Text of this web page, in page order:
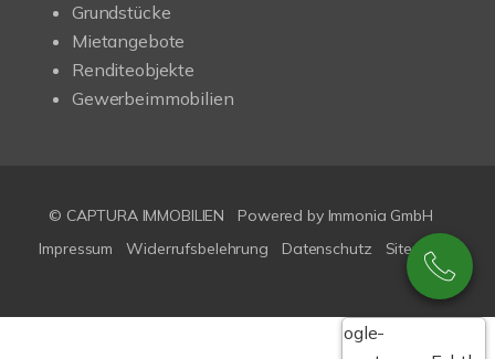
Grundstücke
Mietangebote
Renditeobjekte
Gewerbeimmobilien
© CAPTURA IMMOBILIEN
Powered by Immonia GmbH
Impressum
Widerrufsbelehrung Datenschutz Sitemap
Google-